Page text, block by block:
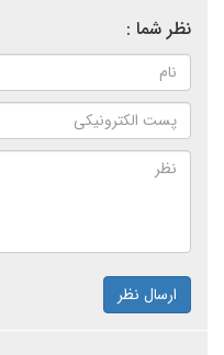
نظر شما :
ارسال نظر